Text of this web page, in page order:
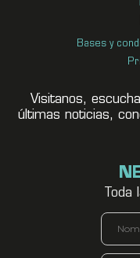
Bases y
Visitanos,
últimas noticias,